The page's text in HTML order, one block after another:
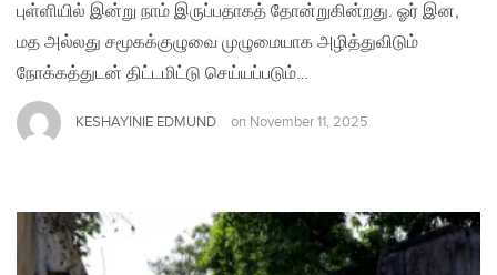
புள்ளியில் இன்று நாம் இருப்பதாகத் தோன்றுகின்றது. ஓர் இன,
மத அல்லது சமூகக்குழுவை முழுமையாக அழித்துவிடும்
நோக்கத்துடன் திட்டமிட்டு செய்யப்படும்…
KESHAYINIE EDMUND on November 11, 2025